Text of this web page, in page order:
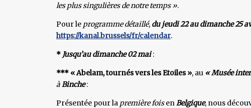
les plus singulières de notre temps ».
Pour le programme détaillé, du jeudi 22 au dimanche 25
https://kanal.brussels/fr/calendar.
* Jusqu’au dimanche 02 mai :
*** « Abelam, tournés vers les Etoiles », au « Musée
àBinche :
Présentée pour la première foisenBelgique, nous